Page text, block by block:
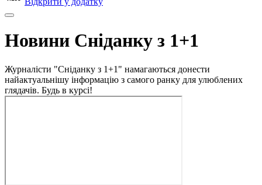
Новини Сніданку з 1+1
Журналісти "Сніданку з 1+1" намагаються донести
найактуальнішу інформацію з самого ранку для улюблених
глядачів. Будь в курсі!